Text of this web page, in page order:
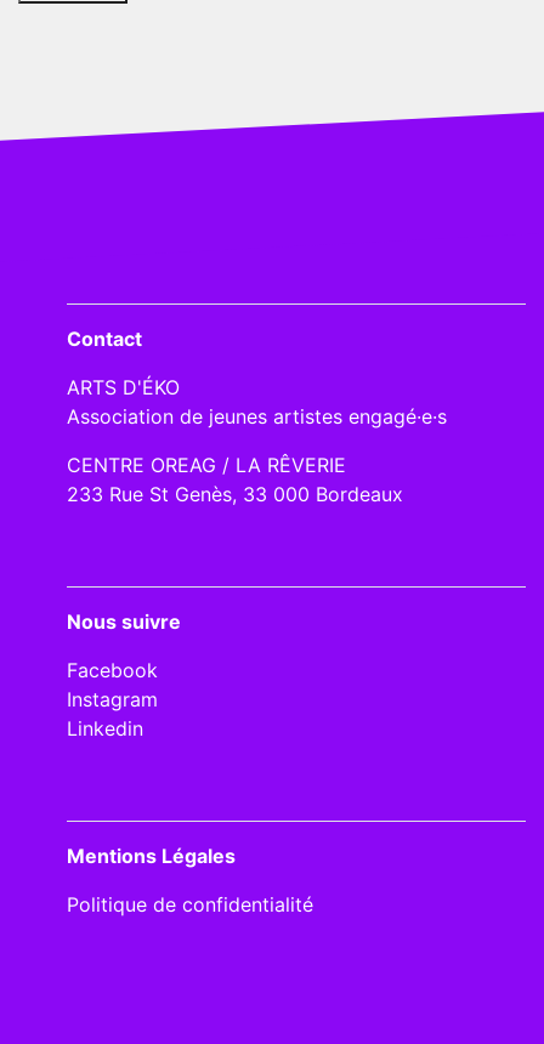
Contact
ARTS D'ÉKO
Association de jeunes artistes engagé·e·s
CENTRE OREAG / LA RÊVERIE
233 Rue St Genès, 33 000 Bordeaux
Nous suivre
Facebook
Instagram
Linkedin
Mentions Légales
Politique de confidentialité